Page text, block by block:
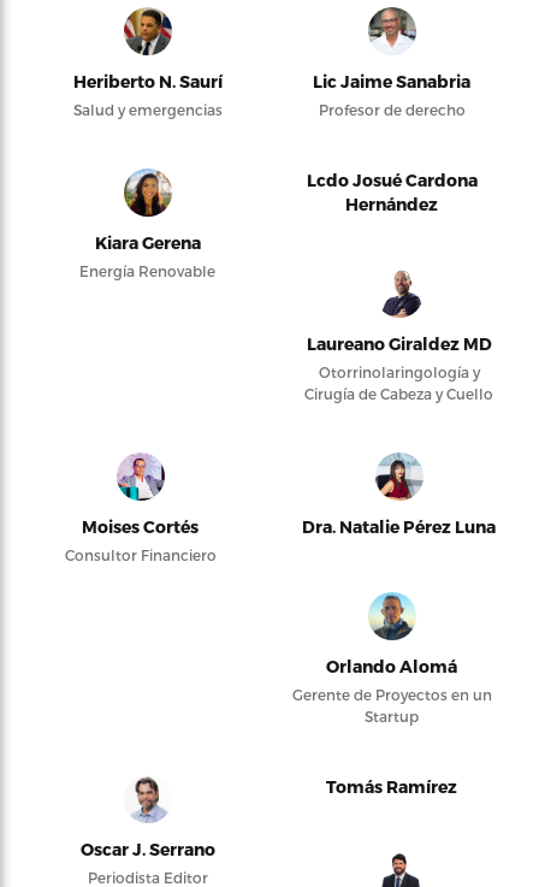
Heriberto N. Saurí
Salud y emergencias
Lic Jaime Sanabria
Profesor de derecho
Kiara Gerena
Energía Renovable
Lcdo Josué Cardona
Hernández
Laureano Giraldez MD
Otorrinolaringología y
Cirugía de Cabeza y Cuello
Moises Cortés
Consultor Financiero
Dra. Natalie Pérez Luna
Orlando Alomá
Gerente de Proyectos en un
Startup
Oscar J. Serrano
Periodista Editor
Tomás Ramírez